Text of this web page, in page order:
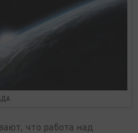
что работа над